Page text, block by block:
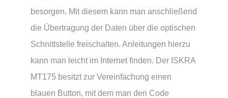
besorgen. Mit diesem kann man anschließend
die Übertragung der Daten über die optischen
Schnittstelle freischalten. Anleitungen hierzu
kann man leicht im Internet finden. Der ISKRA
MT175 besitzt zur Vereinfachung einen
blauen Button, mit dem man den Code